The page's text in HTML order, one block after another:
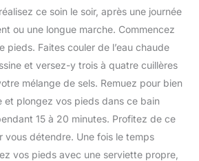
ce soin le soir, après une journée
ou une longue marche. Commencez
pieds. Faites couler de l’eau chaude
et versez-y trois à quatre cuillères
mélange de sels. Remuez pour bien
et plongez vos pieds dans ce bain
15 à 20 minutes. Profitez de ce
vous détendre. Une fois le temps
vos pieds avec une serviette propre,